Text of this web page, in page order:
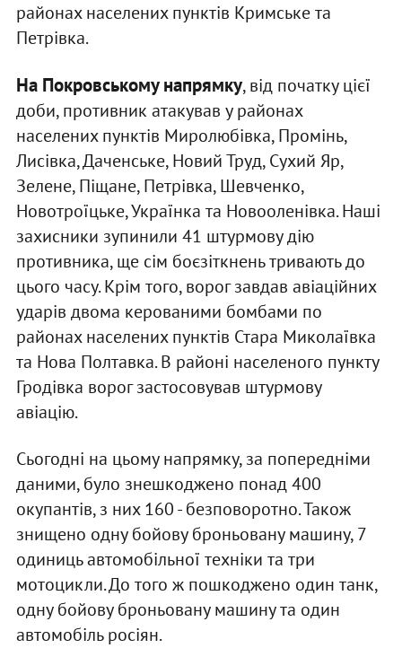
районах населених пунктів Кримське та
Петрівка.
На Покровському напрямку, від початку цієї
доби, противник атакував у районах
населених пунктів Миролюбівка, Промінь,
Лисівка, Даченське, Новий Труд, Сухий Яр,
Зелене, Піщане, Петрівка, Шевченко,
Новотроїцьке, Українка та Новооленівка. Наші
захисники зупинили 41 штурмову дію
противника, ще сім боєзіткнень тривають до
цього часу. Крім того, ворог завдав авіаційних
ударів двома керованими бомбами по
районах населених пунктів Стара Миколаївка
та Нова Полтавка. В районі населеного пункту
Гродівка ворог застосовував штурмову
авіацію.
Сьогодні на цьому напрямку, за попередніми
даними, було знешкоджено понад 400
окупантів, з них 160 - безповоротно. Також
знищено одну бойову броньовану машину, 7
одиниць автомобільної техніки та три
мотоцикли. До того ж пошкоджено один танк,
одну бойову броньовану машину та один
автомобіль росіян.